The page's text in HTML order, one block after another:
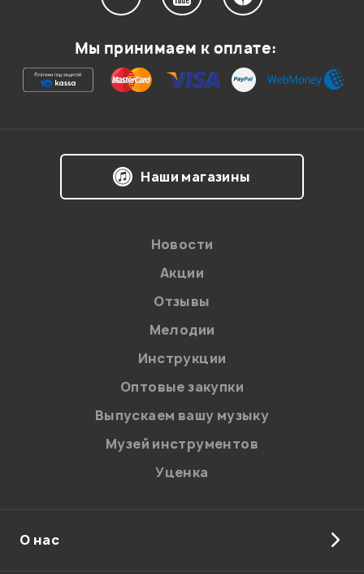
Мы принимаем к оплате:
Наши магазины
Новости
Акции
Отзывы
Мелодии
Инструкции
Оптовые закупки
Выпускаем вашу музыку
Музей инструментов
Уценка
О нас